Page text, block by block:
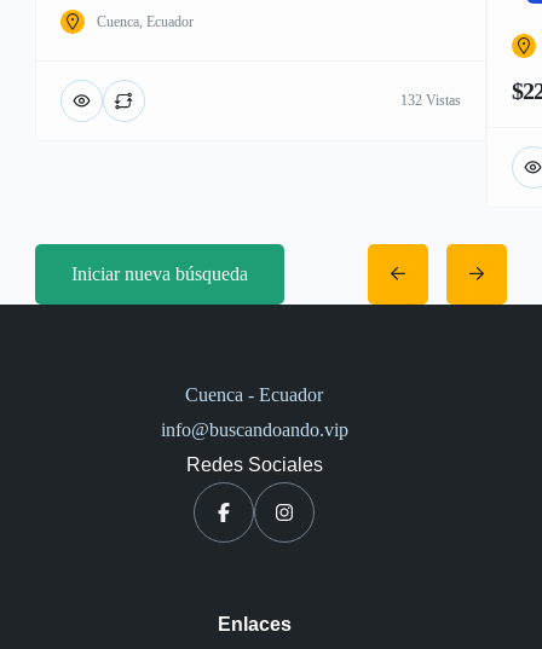
Cuenca, Ecuador
132 Vistas
Iniciar nueva búsqueda
Cuenca - Ecuador
info@buscandoando.vip
Redes Sociales
Enlaces